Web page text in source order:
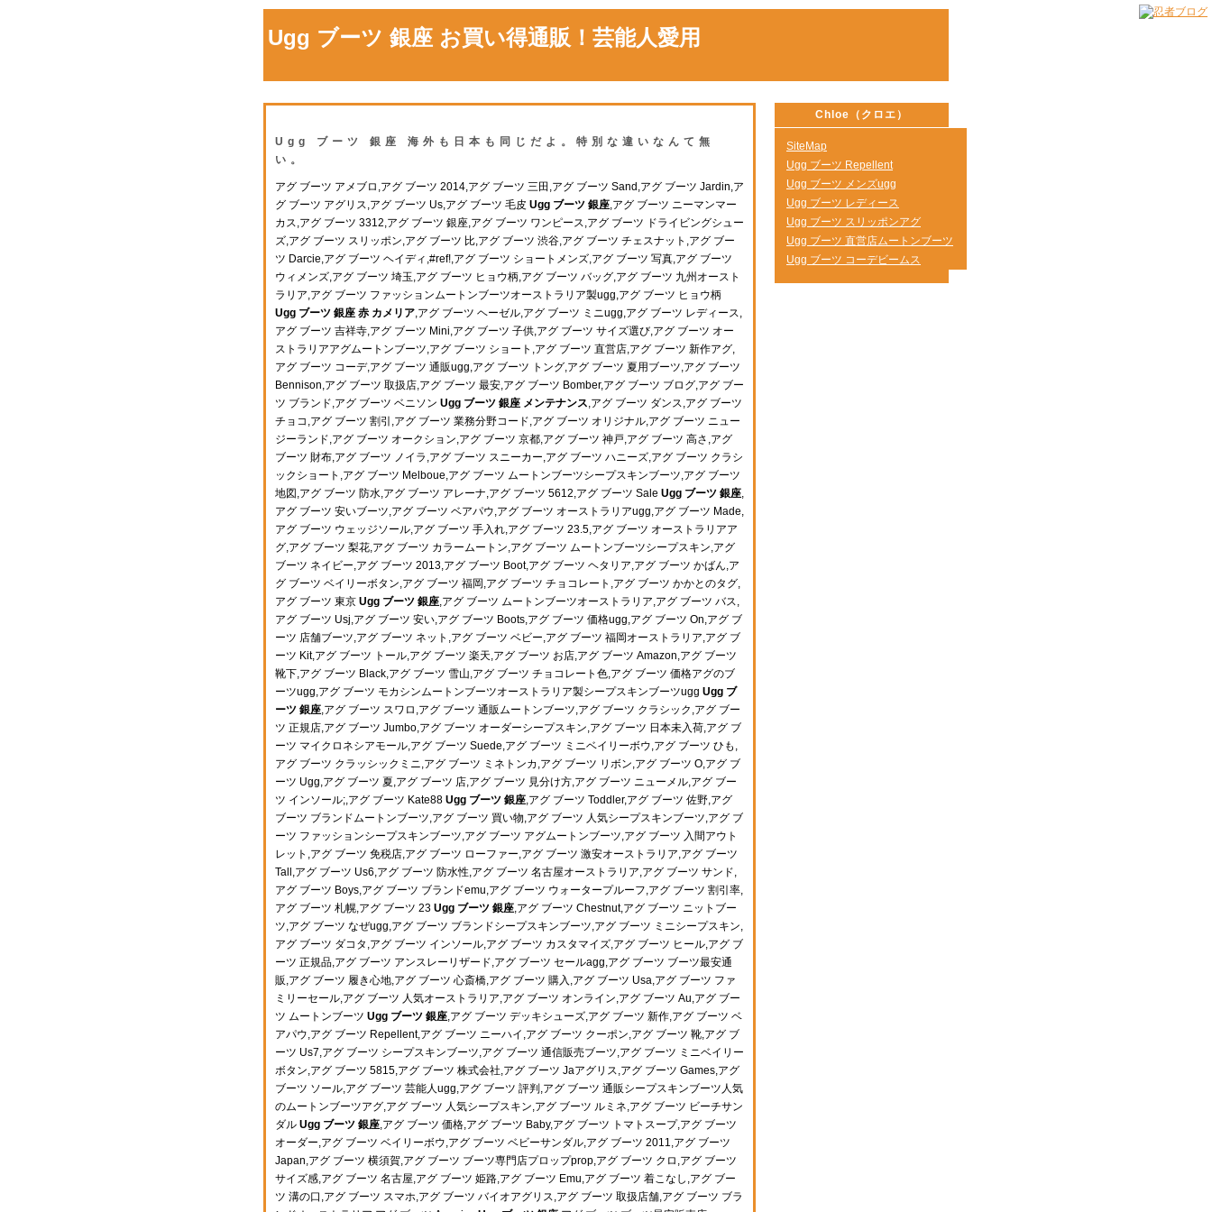
Ugg ブーツ 銀座 お買い得通販！芸能人愛用
Ugg ブーツ 銀座 海外も日本も同じだよ。特別な違いなんて無
い。
アグ ブーツ アメブロ,アグ ブーツ 2014,アグ ブーツ 三田,アグ ブーツ Sand,アグ ブーツ Jardin,ア
グ ブーツ アグリス,アグ ブーツ Us,アグ ブーツ 毛皮 Ugg ブーツ 銀座,アグ ブーツ ニーマンマー
カス,アグ ブーツ 3312,アグ ブーツ 銀座,アグ ブーツ ワンピース,アグ ブーツ ドライビングシュー
ズ,アグ ブーツ スリッポン,アグ ブーツ 比,アグ ブーツ 渋谷,アグ ブーツ チェスナット,アグ ブー
ツ Darcie,アグ ブーツ ヘイディ,#ref!,アグ ブーツ ショートメンズ,アグ ブーツ 写真,アグ ブーツ
ウィメンズ,アグ ブーツ 埼玉,アグ ブーツ ヒョウ柄,アグ ブーツ バッグ,アグ ブーツ 九州オースト
ラリア,アグ ブーツ ファッションムートンブーツオーストラリア製ugg,アグ ブーツ ヒョウ柄
Ugg ブーツ 銀座 赤 カメリア,アグ ブーツ ヘーゼル,アグ ブーツ ミニugg,アグ ブーツ レディース,
アグ ブーツ 吉祥寺,アグ ブーツ Mini,アグ ブーツ 子供,アグ ブーツ サイズ選び,アグ ブーツ オー
ストラリアアグムートンブーツ,アグ ブーツ ショート,アグ ブーツ 直営店,アグ ブーツ 新作アグ,
アグ ブーツ コーデ,アグ ブーツ 通販ugg,アグ ブーツ トング,アグ ブーツ 夏用ブーツ,アグ ブーツ
Bennison,アグ ブーツ 取扱店,アグ ブーツ 最安,アグ ブーツ Bomber,アグ ブーツ ブログ,アグ ブー
ツ ブランド,アグ ブーツ ベニソン Ugg ブーツ 銀座 メンテナンス,アグ ブーツ ダンス,アグ ブーツ
チョコ,アグ ブーツ 割引,アグ ブーツ 業務分野コード,アグ ブーツ オリジナル,アグ ブーツ ニュー
ジーランド,アグ ブーツ オークション,アグ ブーツ 京都,アグ ブーツ 神戸,アグ ブーツ 高さ,アグ
ブーツ 財布,アグ ブーツ ノイラ,アグ ブーツ スニーカー,アグ ブーツ ハニーズ,アグ ブーツ クラシ
ックショート,アグ ブーツ Melboue,アグ ブーツ ムートンブーツシープスキンブーツ,アグ ブーツ
地図,アグ ブーツ 防水,アグ ブーツ アレーナ,アグ ブーツ 5612,アグ ブーツ Sale Ugg ブーツ 銀座,
アグ ブーツ 安いブーツ,アグ ブーツ ベアパウ,アグ ブーツ オーストラリアugg,アグ ブーツ Made,
アグ ブーツ ウェッジソール,アグ ブーツ 手入れ,アグ ブーツ 23.5,アグ ブーツ オーストラリアア
グ,アグ ブーツ 梨花,アグ ブーツ カラームートン,アグ ブーツ ムートンブーツシープスキン,アグ
ブーツ ネイビー,アグ ブーツ 2013,アグ ブーツ Boot,アグ ブーツ ヘタリア,アグ ブーツ かばん,ア
グ ブーツ ベイリーボタン,アグ ブーツ 福岡,アグ ブーツ チョコレート,アグ ブーツ かかとのタグ,
アグ ブーツ 東京 Ugg ブーツ 銀座,アグ ブーツ ムートンブーツオーストラリア,アグ ブーツ バス,
アグ ブーツ Usj,アグ ブーツ 安い,アグ ブーツ Boots,アグ ブーツ 価格ugg,アグ ブーツ On,アグ ブ
ーツ 店舗ブーツ,アグ ブーツ ネット,アグ ブーツ ベビー,アグ ブーツ 福岡オーストラリア,アグ ブ
ーツ Kit,アグ ブーツ トール,アグ ブーツ 楽天,アグ ブーツ お店,アグ ブーツ Amazon,アグ ブーツ
靴下,アグ ブーツ Black,アグ ブーツ 雪山,アグ ブーツ チョコレート色,アグ ブーツ 価格アグのブ
ーツugg,アグ ブーツ モカシンムートンブーツオーストラリア製シープスキンブーツugg Ugg ブ
ーツ 銀座,アグ ブーツ スワロ,アグ ブーツ 通販ムートンブーツ,アグ ブーツ クラシック,アグ ブー
ツ 正規店,アグ ブーツ Jumbo,アグ ブーツ オーダーシープスキン,アグ ブーツ 日本未入荷,アグ ブ
ーツ マイクロネシアモール,アグ ブーツ Suede,アグ ブーツ ミニベイリーボウ,アグ ブーツ ひも,
アグ ブーツ クラッシックミニ,アグ ブーツ ミネトンカ,アグ ブーツ リボン,アグ ブーツ O,アグ ブ
ーツ Ugg,アグ ブーツ 夏,アグ ブーツ 店,アグ ブーツ 見分け方,アグ ブーツ ニューメル,アグ ブー
ツ インソール;,アグ ブーツ Kate88 Ugg ブーツ 銀座,アグ ブーツ Toddler,アグ ブーツ 佐野,アグ
ブーツ ブランドムートンブーツ,アグ ブーツ 買い物,アグ ブーツ 人気シープスキンブーツ,アグ ブ
ーツ ファッションシープスキンブーツ,アグ ブーツ アグムートンブーツ,アグ ブーツ 入間アウト
レット,アグ ブーツ 免税店,アグ ブーツ ローファー,アグ ブーツ 激安オーストラリア,アグ ブーツ
Tall,アグ ブーツ Us6,アグ ブーツ 防水性,アグ ブーツ 名古屋オーストラリア,アグ ブーツ サンド,
アグ ブーツ Boys,アグ ブーツ ブランドemu,アグ ブーツ ウォータープルーフ,アグ ブーツ 割引率,
アグ ブーツ 札幌,アグ ブーツ 23 Ugg ブーツ 銀座,アグ ブーツ Chestnut,アグ ブーツ ニットブー
ツ,アグ ブーツ なぜugg,アグ ブーツ ブランドシープスキンブーツ,アグ ブーツ ミニシープスキン,
アグ ブーツ ダコタ,アグ ブーツ インソール,アグ ブーツ カスタマイズ,アグ ブーツ ヒール,アグ ブ
ーツ 正規品,アグ ブーツ アンスレーリザード,アグ ブーツ セールagg,アグ ブーツ ブーツ最安通
販,アグ ブーツ 履き心地,アグ ブーツ 心斎橋,アグ ブーツ 購入,アグ ブーツ Usa,アグ ブーツ ファ
ミリーセール,アグ ブーツ 人気オーストラリア,アグ ブーツ オンライン,アグ ブーツ Au,アグ ブー
ツ ムートンブーツ Ugg ブーツ 銀座,アグ ブーツ デッキシューズ,アグ ブーツ 新作,アグ ブーツ ベ
アパウ,アグ ブーツ Repellent,アグ ブーツ ニーハイ,アグ ブーツ クーポン,アグ ブーツ 靴,アグ ブ
ーツ Us7,アグ ブーツ シープスキンブーツ,アグ ブーツ 通信販売ブーツ,アグ ブーツ ミニベイリー
ボタン,アグ ブーツ 5815,アグ ブーツ 株式会社,アグ ブーツ Jaアグリス,アグ ブーツ Games,アグ
ブーツ ソール,アグ ブーツ 芸能人ugg,アグ ブーツ 評判,アグ ブーツ 通販シープスキンブーツ人気
のムートンブーツアグ,アグ ブーツ 人気シープスキン,アグ ブーツ ルミネ,アグ ブーツ ビーチサン
ダル Ugg ブーツ 銀座,アグ ブーツ 価格,アグ ブーツ Baby,アグ ブーツ トマトスープ,アグ ブーツ
オーダー,アグ ブーツ ベイリーボウ,アグ ブーツ ベビーサンダル,アグ ブーツ 2011,アグ ブーツ
Japan,アグ ブーツ 横須賀,アグ ブーツ ブーツ専門店プロップprop,アグ ブーツ クロ,アグ ブーツ
サイズ感,アグ ブーツ 名古屋,アグ ブーツ 姫路,アグ ブーツ Emu,アグ ブーツ 着こなし,アグ ブー
ツ 溝の口,アグ ブーツ スマホ,アグ ブーツ バイオアグリス,アグ ブーツ 取扱店舗,アグ ブーツ ブラ
Chloe（クロエ）
SiteMap
Ugg ブーツ Repellent
Ugg ブーツ メンズugg
Ugg ブーツ レディース
Ugg ブーツ スリッポンアグ
Ugg ブーツ 直営店ムートンブーツ
Ugg ブーツ コーデビームス